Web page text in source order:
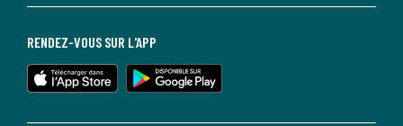
RENDEZ-VOUS SUR L'APP